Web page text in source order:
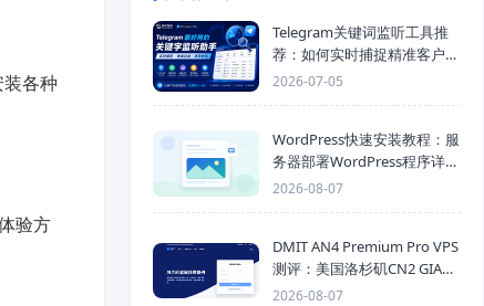
各种
验方
Telegram关键词监听工具推
荐：如何实时捕捉精准客户，
提高获客效率？
2026-07-05
WordPress快速安装教程：服
务器部署WordPress程序详细
步骤
2026-08-07
DMIT AN4 Premium Pro VPS
测评：美国洛杉矶CN2 GIA三
网优化线路性能测试
2026-08-07